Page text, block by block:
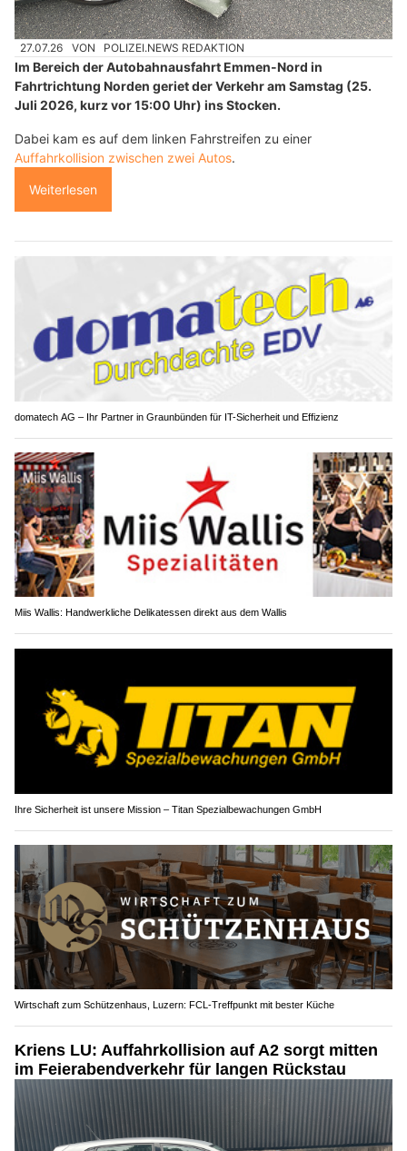
27.07.26 VON POLIZEI.NEWS REDAKTION
Im Bereich der Autobahnausfahrt Emmen-Nord in
Fahrtrichtung Norden geriet der Verkehr am Samstag (25.
Juli 2026, kurz vor 15:00 Uhr) ins Stocken.
Dabei kam es auf dem linken Fahrstreifen zu einer
Auffahrkollision zwischen zwei Autos.
Weiterlesen
domatech AG – Ihr Partner in Graunbünden für IT-Sicherheit und Effizienz
Miis Wallis: Handwerkliche Delikatessen direkt aus dem Wallis
Ihre Sicherheit ist unsere Mission – Titan Spezialbewachungen GmbH
Wirtschaft zum Schützenhaus, Luzern: FCL-Treffpunkt mit bester Küche
Kriens LU: Auffahrkollision auf A2 sorgt mitten
im Feierabendverkehr für langen Rückstau